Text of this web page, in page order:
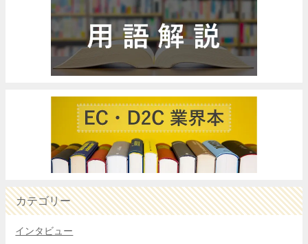
カテゴリー
インタビュー